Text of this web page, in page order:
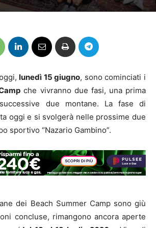
lunedì 15 giugno, sono cominciati i
che vivranno due fasi, una prima
due montane. La fase di
oggi e si svolgerà nelle prossime due
sportivo “Nazario Gambino”.
dei Beach Summer Camp sono giù
concluse, rimangono ancora aperte